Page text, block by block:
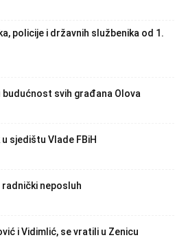
policije i državnih službenika od 1.
budućnost svih građana Olova
sjedištu Vlade FBiH
radnički neposluh
i Vidimlić, se vratili u Zenicu